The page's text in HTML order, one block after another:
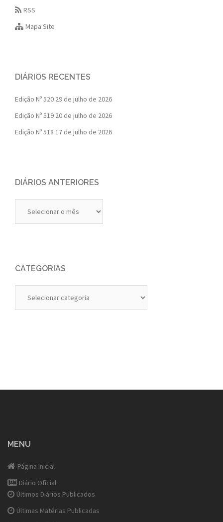
RSS
Mapa Site
DIÁRIOS RECENTES
Edição Nº 520 29 de julho de 2026
Edição Nº 519 20 de julho de 2026
Edição Nº 518 17 de julho de 2026
DIÁRIOS ANTERIORES
Anteriores
CATEGORIAS
MENU
Página Inicial
Diário Oficial
Últimos Diários Publicados
Últimas Matérias Publicadas